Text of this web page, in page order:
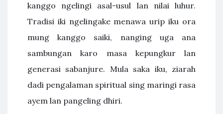
kanggo ngelingi asal-usul lan nilai luhur.
Tradisi iki ngelingake menawa urip iku ora
mung kanggo saiki, nanging uga ana
sambungan karo masa kepungkur lan
generasi sabanjure. Mula saka iku, ziarah
dadi pengalaman spiritual sing maringi rasa
ayem lan pangeling dhiri.